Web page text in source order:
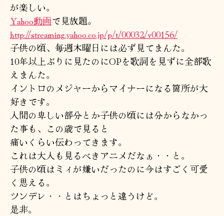
が楽しい。
Yahoo動画で見放題。
http://streaming.yahoo.co.jp/p/t/00032/v00156/
子供の頃、毎週木曜日には必ず見てまんた。
10年以上ぶりに見たのにOPを歌詞を見ずに全部歌
えまんた。
イントロのメジャーからマイナーになる箇所が大
好きです。
人間の卑しい部分とか子供の頃には分からなかっ
た事も、この歳で見ると
痛いくらい伝わってきます。
これは大人も見るべきアニメだなぁ・・と。
子供の頃はミィが嫌いだったのに今はすごく可愛
く思える。
ツンデレ・・とはちょっと違うけど。
是非。